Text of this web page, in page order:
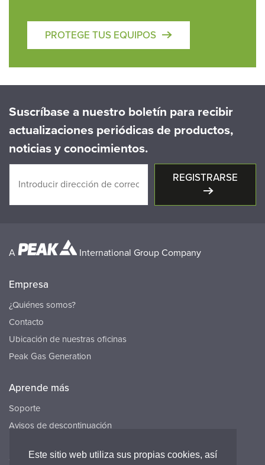
Este sitio web utiliza sus propias cookies, así
PROTEGE TUS EQUIPOS
Suscríbase a nuestro boletín para recibir
actualizaciones periódicas de productos,
noticias y conocimientos.
REGISTRARSE
A International Group Company
Empresa
¿Quiénes somos?
Contacto
Ubicación de nuestras oficinas
Peak Gas Generation
Aprende más
Soporte
Avisos de descontinuación
Carreras